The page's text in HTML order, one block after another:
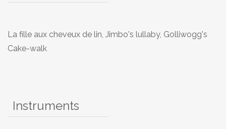
La fille aux cheveux de lin, Jimbo's lullaby, Golliwogg's
Cake-walk
Instruments